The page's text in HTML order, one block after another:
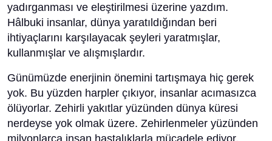
yadırganması ve eleştirilmesi üzerine yazdım.
Hâlbuki insanlar, dünya yaratıldığından beri
ihtiyaçlarını karşılayacak şeyleri yaratmışlar,
kullanmışlar ve alışmışlardır.
Günümüzde enerjinin önemini tartışmaya hiç gerek
yok. Bu yüzden harpler çıkıyor, insanlar acımasızca
ölüyorlar. Zehirli yakıtlar yüzünden dünya küresi
nerdeyse yok olmak üzere. Zehirlenmeler yüzünden
milyonlarca insan hastalıklarla mücadele ediyor.